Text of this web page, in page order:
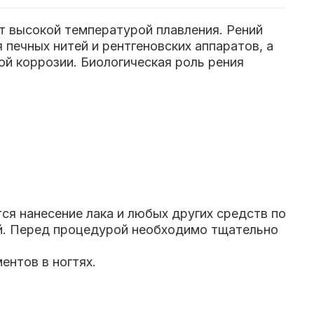
температурой плавления. Рений
нитей и рентгеновских аппаратов, а
коррозии. Биологическая роль рения
нанесение лака и любых других средств по
Перед процедурой необходимо тщательно
в ногтях.